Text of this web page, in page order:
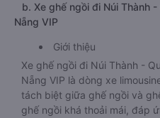
b. Xe ghế ngồi đi Núi Thành
Nẵng VIP
Giới thiệu
Xe ghế ngồi đi Núi Thành -
Nẵng VIP là dòng xe
tách biệt giữa ghế ngồi và
ghế ngồi khá thoải mái, đáp